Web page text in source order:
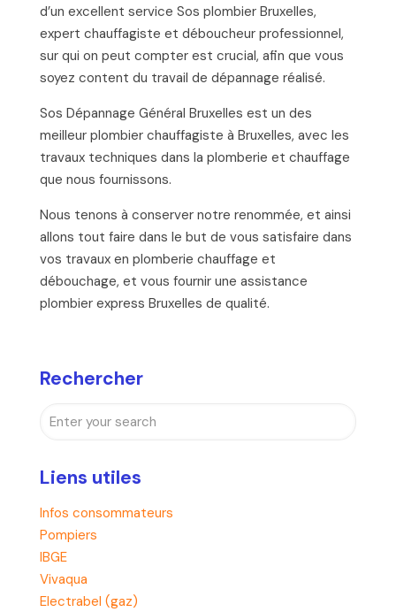
d’un excellent service Sos plombier Bruxelles,
expert chauffagiste et déboucheur professionnel,
sur qui on peut compter est crucial, afin que vous
soyez content du travail de dépannage réalisé.
Sos Dépannage Général Bruxelles est un des
meilleur plombier chauffagiste à Bruxelles, avec les
travaux techniques dans la plomberie et chauffage
que nous fournissons.
Nous tenons à conserver notre renommée, et ainsi
allons tout faire dans le but de vous satisfaire dans
vos travaux en plomberie chauffage et
débouchage, et vous fournir une assistance
plombier express Bruxelles de qualité.
Rechercher
Liens utiles
Infos consommateurs
Pompiers
IBGE
Vivaqua
Electrabel (gaz)